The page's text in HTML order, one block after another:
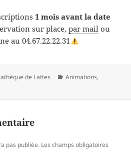
1 mois avant la date
sur place, par mail ou
au 04.67.22.22.31
de Lattes Catégories
Animations,
pas publiée. Les champs obligatoires